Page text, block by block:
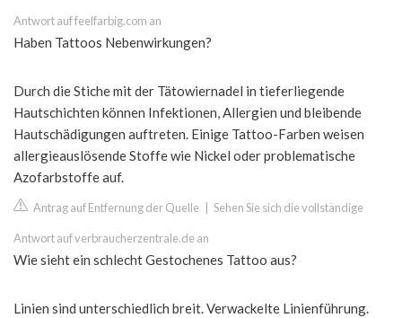
Antwort auf feelfarbig.com an
Haben Tattoos Nebenwirkungen?
Durch die Stiche mit der Tätowiernadel in tieferliegende
Hautschichten können Infektionen, Allergien und bleibende
Hautschädigungen auftreten. Einige Tattoo-Farben weisen
allergieauslösende Stoffe wie Nickel oder problematische
Azofarbstoffe auf.
Antrag auf Entfernung der Quelle Sehen Sie sich die vollständige
Antwort auf verbraucherzentrale.de an
Wie sieht ein schlecht Gestochenes Tattoo aus?
Linien sind unterschiedlich breit. Verwackelte Linienführung.